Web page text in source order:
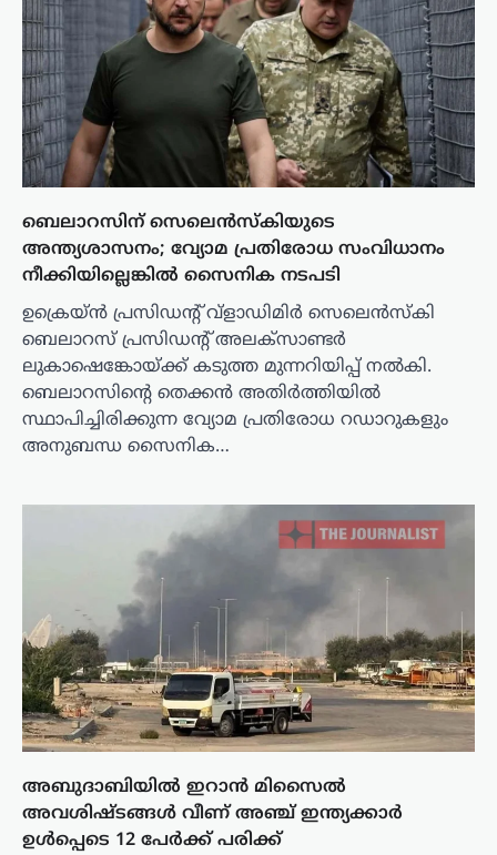
ബെലാറസിന് സെലെൻസ്കിയുടെ
അന്ത്യശാസനം; വ്യോമ പ്രതിരോധ സംവിധാനം
നീക്കിയില്ലെങ്കിൽ സൈനിക നടപടി
ഉക്രെയ്ൻ പ്രസിഡന്റ് വ്‌ളാഡിമിർ സെലെൻസ്കി
ബെലാറസ് പ്രസിഡന്റ് അലക്‌സാണ്ടർ
ലുകാഷെങ്കോയ്ക്ക് കടുത്ത മുന്നറിയിപ്പ് നൽകി.
ബെലാറസിന്റെ തെക്കൻ അതിർത്തിയിൽ
സ്ഥാപിച്ചിരിക്കുന്ന വ്യോമ പ്രതിരോധ റഡാറുകളും
അനുബന്ധ സൈനിക…
അബുദാബിയിൽ ഇറാൻ മിസൈൽ
അവശിഷ്ടങ്ങൾ വീണ് അഞ്ച് ഇന്ത്യക്കാർ
ഉൾപ്പെടെ 12 പേർക്ക് പരിക്ക്